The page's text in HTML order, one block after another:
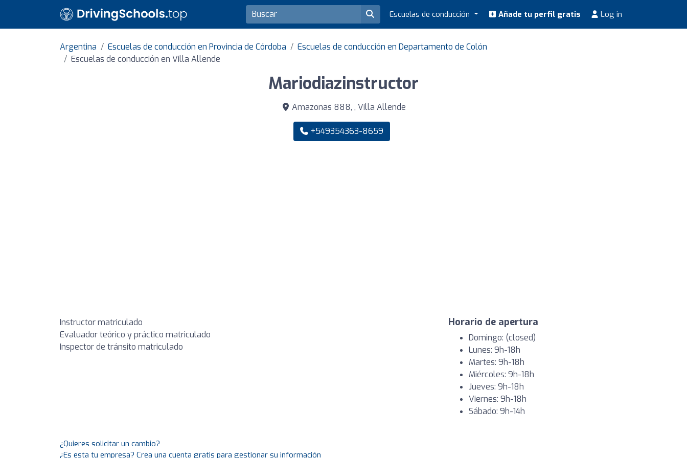
Escuelas de conducción Añade tu perfil gratis Log in
Argentina Escuelas de conducción en Provincia de Córdoba
Escuelas de conducción en Departamento de Colón
Escuelas de conducción en Villa Allende
Mariodiazinstructor
Amazonas 888, , Villa Allende
+549354363-8659
Instructor matriculado
Evaluador teórico y práctico matriculado
Inspector de tránsito matriculado
Horario de apertura
Domingo: (closed)
Lunes: 9h-18h
Martes: 9h-18h
Miércoles: 9h-18h
Jueves: 9h-18h
Viernes: 9h-18h
Sábado: 9h-14h
¿Quieres solicitar un cambio?
¿Es esta tu empresa? Crea una cuenta gratis para gestionar su información